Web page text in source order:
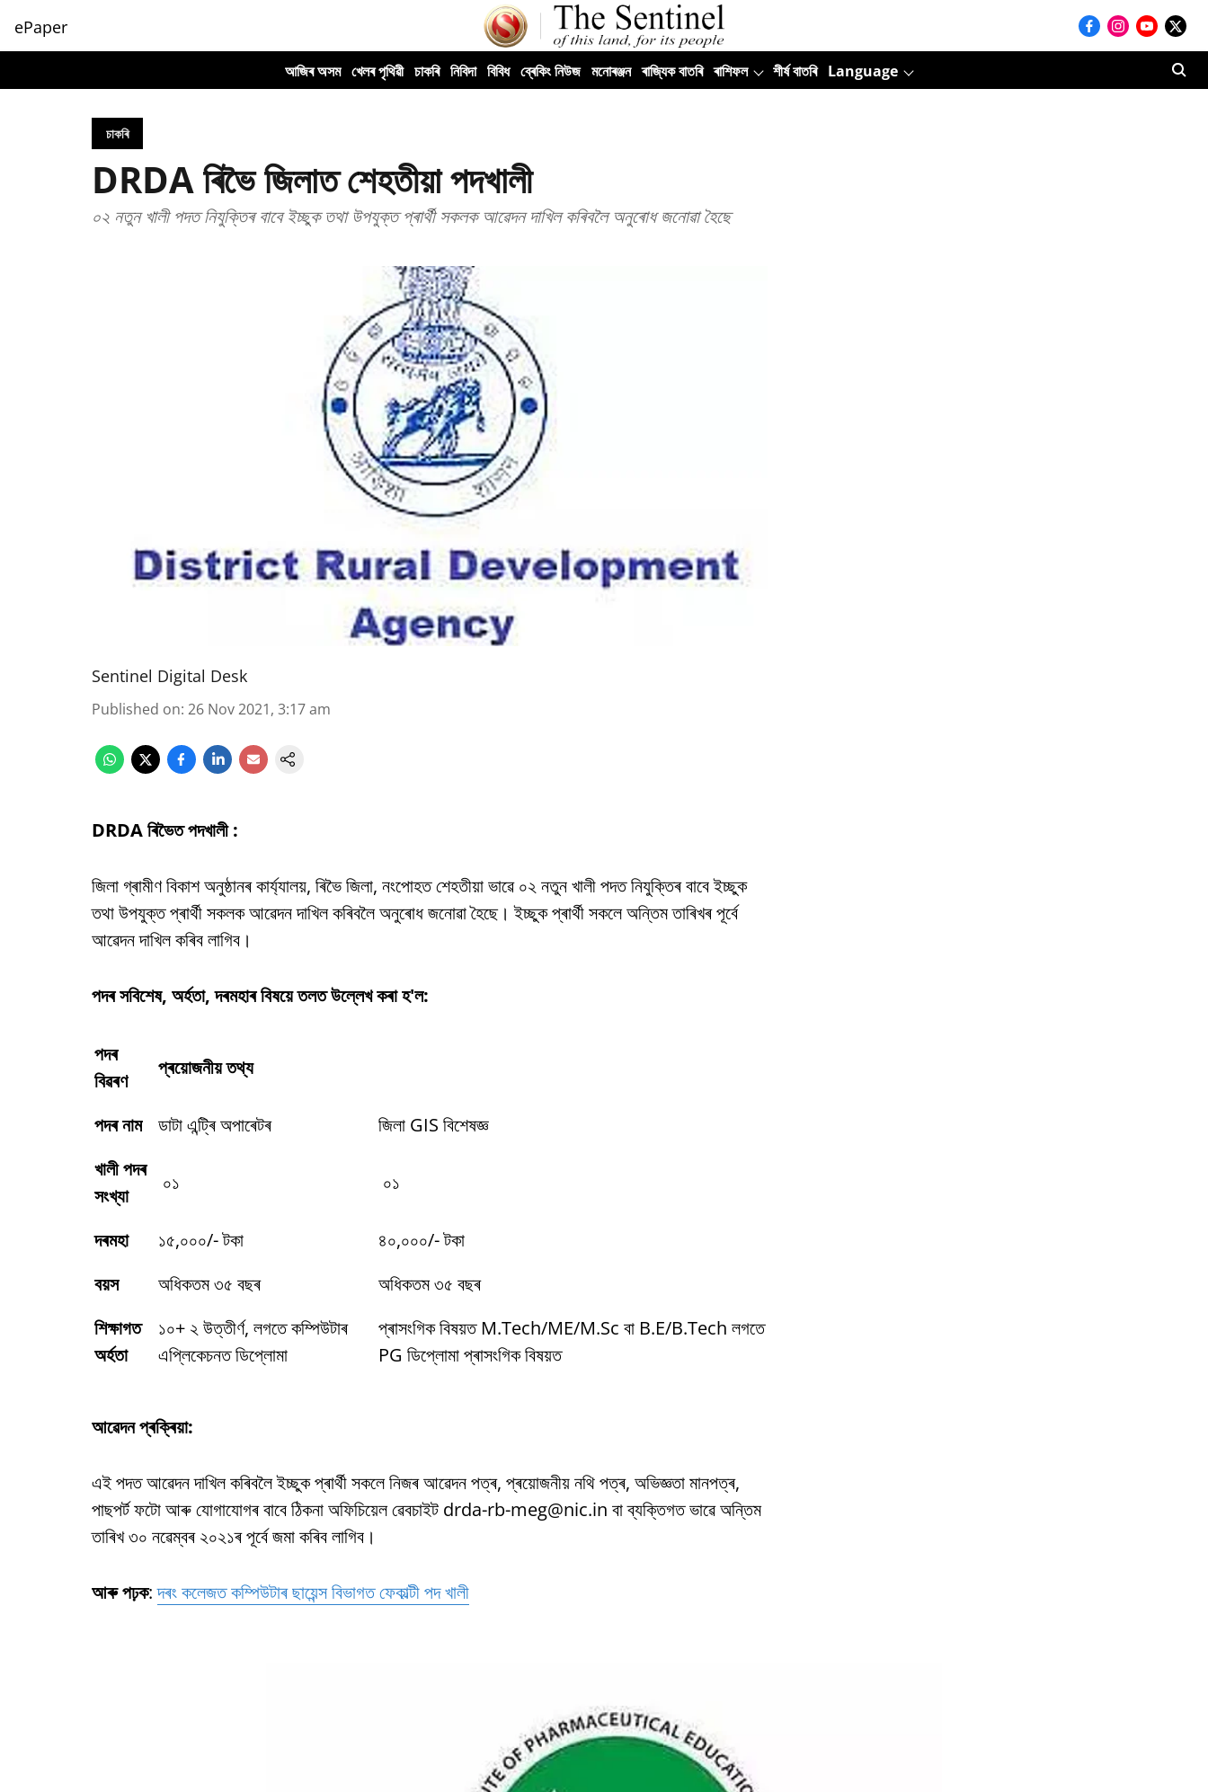
ePaper
আজিৰ অসম খেলৰ পৃথিৱী চাকৰি নিবিদা বিবিধ ব্ৰেকিং নিউজ মনোৰঞ্জন ৰাজ্যিক বাতৰি ৰাশিফল শীৰ্ষ বাতৰি Language
চাকৰি
DRDA ৰিভৈ জিলাত শেহতীয়া পদখালী
০২ নতুন খালী পদত নিযুক্তিৰ বাবে ইচ্ছুক তথা উপযুক্ত প্ৰাৰ্থী সকলক আৱেদন দাখিল কৰিবলৈ অনুৰোধ জনোৱা হৈছে
Sentinel Digital Desk
Published on: 26 Nov 2021, 3:17 am
DRDA ৰিভৈত পদখালী :
জিলা গ্ৰামীণ বিকাশ অনুষ্ঠানৰ কাৰ্য্যালয়, ৰিভৈ জিলা, নংপোহত শেহতীয়া ভাৱে ০২ নতুন খালী পদত নিযুক্তিৰ বাবে ইচ্ছুক
তথা উপযুক্ত প্ৰাৰ্থী সকলক আৱেদন দাখিল কৰিবলৈ অনুৰোধ জনোৱা হৈছে। ইচ্ছুক প্ৰাৰ্থী সকলে অন্তিম তাৰিখৰ পূৰ্বে
আৱেদন দাখিল কৰিব লাগিব।
পদৰ সবিশেষ, অৰ্হতা, দৰমহাৰ বিষয়ে তলত উল্লেখ কৰা হ'ল:
পদৰ
বিৱৰণ
প্ৰয়োজনীয় তথ্য
পদৰ নাম ডাটা এন্ট্ৰি অপাৰেটৰ
জিলা GIS বিশেষজ্ঞ
খালী পদৰ
সংখ্যা
০১ ০১
দৰমহা ১৫,০০০/- টকা
৪০,০০০/- টকা
বয়স
অধিকতম ৩৫ বছৰ
অধিকতম ৩৫ বছৰ
শিক্ষাগত
অৰ্হতা
১০+ ২ উত্তীৰ্ণ, লগতে কম্পিউটাৰ
এপ্লিকেচনত ডিপ্লোমা
প্ৰাসংগিক বিষয়ত M.Tech/ME/M.Sc বা B.E/B.Tech লগতে
PG ডিপ্লোমা প্ৰাসংগিক বিষয়ত
আৱেদন প্ৰক্ৰিয়া:
এই পদত আৱেদন দাখিল কৰিবলৈ ইচ্ছুক প্ৰাৰ্থী সকলে নিজৰ আৱেদন পত্ৰ, প্ৰয়োজনীয় নথি পত্ৰ, অভিজ্ঞতা মানপত্ৰ,
পাছপৰ্ট ফটো আৰু যোগাযোগৰ বাবে ঠিকনা অফিচিয়েল ৱেবচাইট drda-rb-meg@nic.in বা ব্যক্তিগত ভাৱে অন্তিম
তাৰিখ ৩০ নৱেম্বৰ ২০২১ৰ পূৰ্বে জমা কৰিব লাগিব।
আৰু পঢ়ক:দৰং কলেজত কম্পিউটাৰ ছায়েন্স বিভাগত ফেকাল্টী পদ খালী